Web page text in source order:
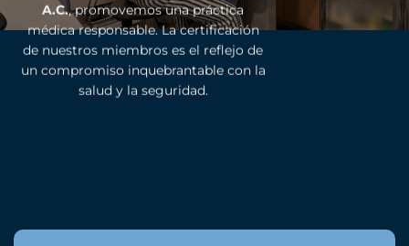
A.C., promovemos una práctica
médica responsable. La certificación
de nuestros miembros es el reflejo de
un compromiso inquebrantable con la
salud y la seguridad.